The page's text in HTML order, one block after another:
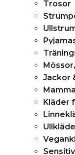
Trosor
Jackor
Kläder